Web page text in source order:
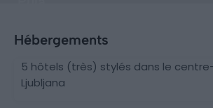
Hébergements
5 hôtels (très) stylés dans le
Ljubljana